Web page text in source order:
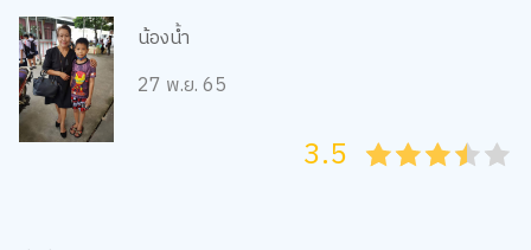
น้องน้ำ
27 พ.ย. 65
45
4
35
3
25
2
15
1
05
3.5